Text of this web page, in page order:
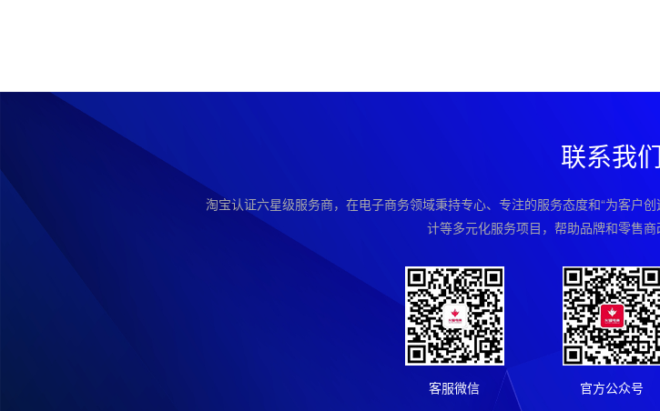
联系我们
淘宝认证六星级服务商，在电子商务领域秉持专心、专注的服务态度和“为客户
计等多元化服务项目，帮助品牌和零售商
客服微信 官方公众号